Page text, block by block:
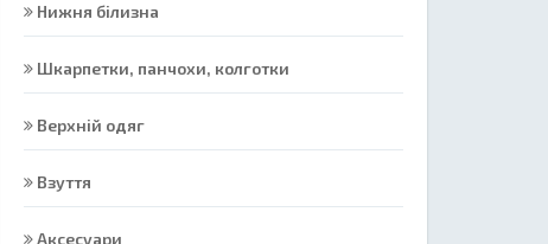
Нижня білизна
Шкарпетки, панчохи, колготки
Верхній одяг
Взуття
Аксесуари